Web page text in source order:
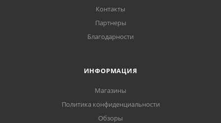
Контакты
Партнеры
Благодарности
ИНФОРМАЦИЯ
Магазины
Политика конфиденциальности
Обзоры